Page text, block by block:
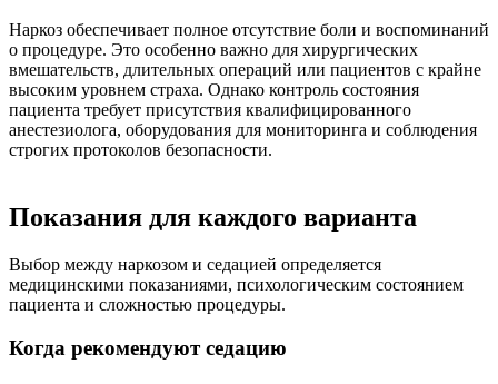
Наркоз обеспечивает полное отсутствие боли и воспоминаний
о процедуре. Это особенно важно для хирургических
вмешательств, длительных операций или пациентов с крайне
высоким уровнем страха. Однако контроль состояния
пациента требует присутствия квалифицированного
анестезиолога, оборудования для мониторинга и соблюдения
строгих протоколов безопасности.
Показания для каждого варианта
Выбор между наркозом и седацией определяется
медицинскими показаниями, психологическим состоянием
пациента и сложностью процедуры.
Когда рекомендуют седацию